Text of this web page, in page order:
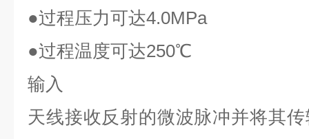
●过程压力可达4.0MPa
●过程温度可达250℃
输入
天线接收反射的微波脉冲并将其